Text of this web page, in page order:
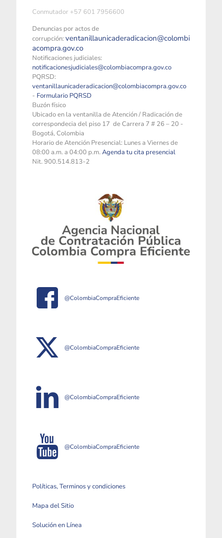
Conmutador +57 601 7956600
Denuncias por actos de
corrupción: ventanillaunicaderadicacion@colombi
acompra.gov.co
Notificaciones judiciales:
notificacionesjudiciales@colombiacompra.gov.co
PQRSD:
ventanillaunicaderadicacion@colombiacompra.gov.co
- Formulario PQRSD
Buzón físico
Ubicado en la ventanilla de Atención / Radicación de
correspondecia del piso 17 de Carrera 7 # 26 – 20 -
Bogotá, Colombia
Horario de Atención Presencial: Lunes a Viernes de
08:00 a.m. a 04:00 p.m. Agenda tu cita presencial
Nit. 900.514.813-2
@ColombiaCompraEficiente
@ColombiaCompraEficiente
@ColombiaCompraEficiente
@ColombiaCompraEficiente
Políticas, Terminos y condiciones
Mapa del Sitio
Solución en Línea